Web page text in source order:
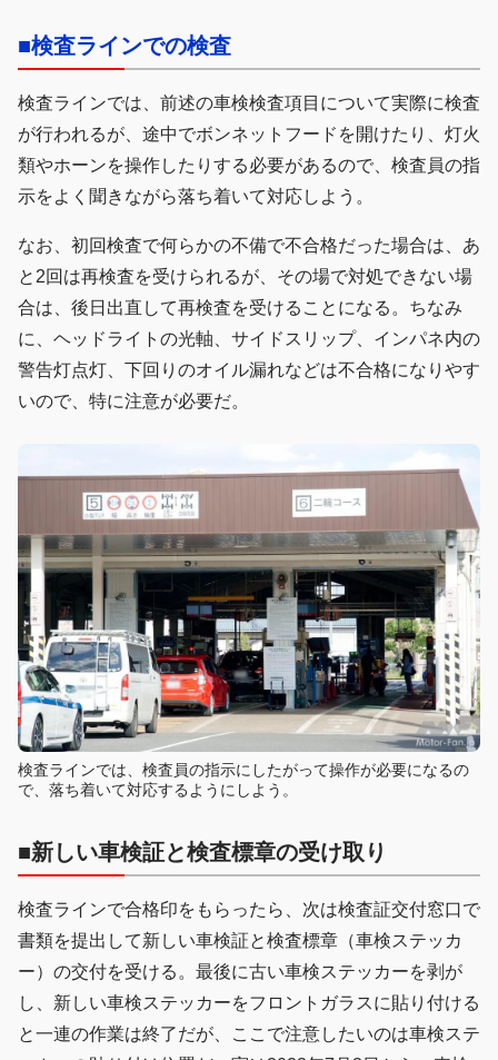
■検査ラインでの検査
検査ラインでは、前述の車検検査項目について実際に検査
が行われるが、途中でボンネットフードを開けたり、灯火
類やホーンを操作したりする必要があるので、検査員の指
示をよく聞きながら落ち着いて対応しよう。
なお、初回検査で何らかの不備で不合格だった場合は、あ
と2回は再検査を受けられるが、その場で対処できない場
合は、後日出直して再検査を受けることになる。ちなみ
に、ヘッドライトの光軸、サイドスリップ、インパネ内の
警告灯点灯、下回りのオイル漏れなどは不合格になりやす
いので、特に注意が必要だ。
検査ラインでは、検査員の指示にしたがって操作が必要になるの
で、落ち着いて対応するようにしよう。
■新しい車検証と検査標章の受け取り
検査ラインで合格印をもらったら、次は検査証交付窓口で
書類を提出して新しい車検証と検査標章（車検ステッカ
ー）の交付を受ける。最後に古い車検ステッカーを剥が
し、新しい車検ステッカーをフロントガラスに貼り付ける
と一連の作業は終了だが、ここで注意したいのは車検ステ